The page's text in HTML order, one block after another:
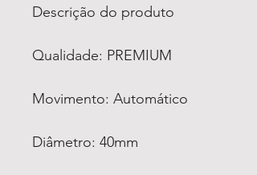
Descrição do produto
Qualidade: PREMIUM
Movimento: Automático
Diâmetro: 40mm